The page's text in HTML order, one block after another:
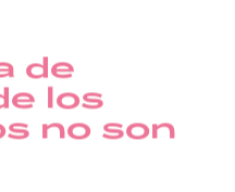
de
los
no son